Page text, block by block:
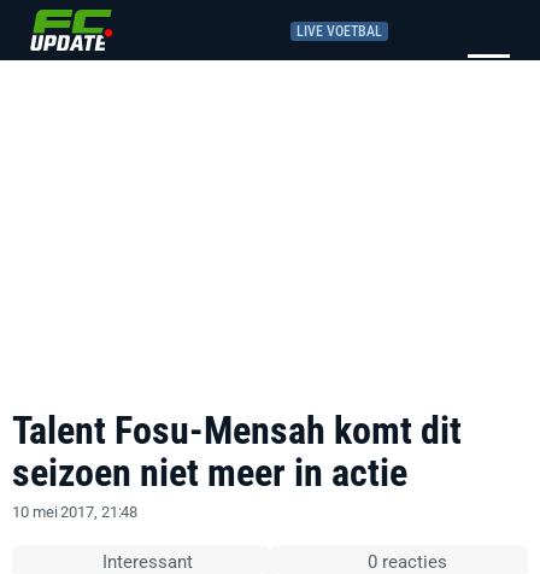
LIVE VOETBAL
Talent Fosu-Mensah komt dit
seizoen niet meer in actie
10 mei 2017, 21:48
Interessant 0 reacties